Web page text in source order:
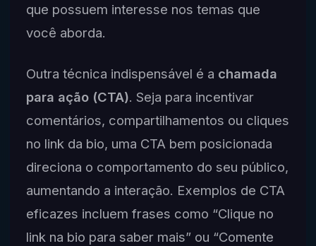
que possuem interesse nos temas que
você aborda.
Outra técnica indispensável é a chamada
para ação (CTA). Seja para incentivar
comentários, compartilhamentos ou cliques
no link da bio, uma CTA bem posicionada
direciona o comportamento do seu público,
aumentando a interação. Exemplos de CTA
eficazes incluem frases como “Clique no
link na bio para saber mais” ou “Comente